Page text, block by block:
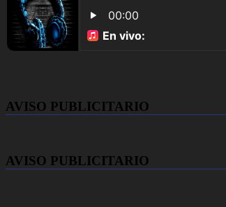
AVISO PUBLICITARIO
AVISO PUBLICITARIO